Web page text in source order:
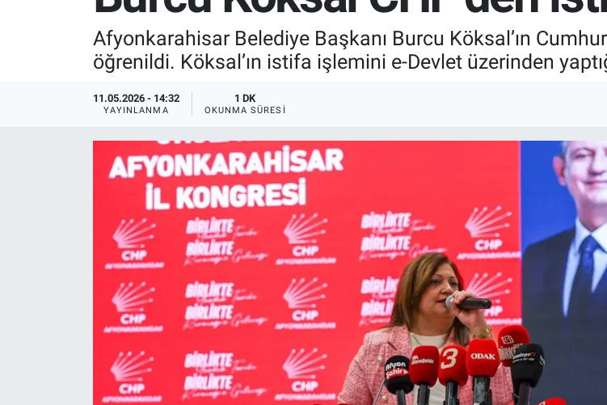
Afyonkarahisar Belediye Başkanı Burcu Köksal’ın
öğrenildi. Köksal’ın istifa işlemini e-Devlet üzerinden
11.05.2026 - 14:32
YAYINLANMA
1 DK
OKUNMA SÜRESI
RESMİ İLANLAR